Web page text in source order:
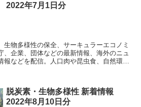
2022年7月1日分
生物多様性の保全、サーキュラーエコノミ
、企業、団体などの最新情報、海外のニュ
などを配信。人口肉や昆虫食、自然環境
脱炭素・生物多様性 新着情報
2022年8月10日分